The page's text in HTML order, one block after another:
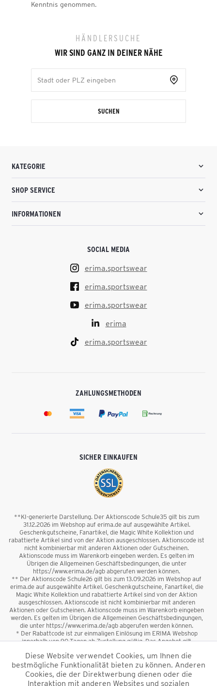
Kenntnis genommen.
HÄNDLERSUCHE
WIR SIND GANZ IN DEINER NÄHE
SUCHEN
KATEGORIE
SHOP SERVICE
INFORMATIONEN
SOCIAL MEDIA
erima.sportswear
erima.sportswear
erima.sportswear
erima
erima.sportswear
ZAHLUNGSMETHODEN
SICHER EINKAUFEN
**KI-generierte Darstellung. Der Aktionscode Schule35 gilt bis zum
31.12.2026 im Webshop auf erima.de auf ausgewählte Artikel.
Geschenkgutscheine, Fanartikel, die Magic White Kollektion und
rabattierte Artikel sind von der Aktion ausgeschlossen. Aktionscode ist
nicht kombinierbar mit anderen Aktionen oder Gutscheinen.
Aktionscode muss im Warenkorb eingeben werden. Es gelten im
Übrigen die Allgemeinen Geschäftsbedingungen, die unter
https://www.erima.de/agb abgerufen werden können.
** Der Aktionscode Schule26 gilt bis zum 13.09.2026 im Webshop auf
erima.de auf ausgewählte Artikel. Geschenkgutscheine, Fanartikel, die
Magic White Kollektion und rabattierte Artikel sind von der Aktion
ausgeschlossen. Aktionscode ist nicht kombinierbar mit anderen
Aktionen oder Gutscheinen. Aktionscode muss im Warenkorb eingeben
werden. Es gelten im Übrigen die Allgemeinen Geschäftsbedingungen,
die unter https://www.erima.de/agb abgerufen werden können.
* Der Rabattcode ist zur einmaligen Einlösung im ERIMA Webshop
innerhalb von 90 Tagen ab Zustellung gültig. Das Angebot gilt
sowie Geschenkgutscheine sind vom Rabatt ausgeschlossen. Der
Rabattcode ist nicht mit anderen Aktionen oder Gutscheinen
kombinierbar. Der Mindestbestellwert beträgt 50 €
Diese Website verwendet Cookies, um Ihnen die
bestmögliche Funktionalität bieten zu können. Anderen
Cookies, die der Direktwerbung dienen oder die
Interaktion mit anderen Websites und sozialen